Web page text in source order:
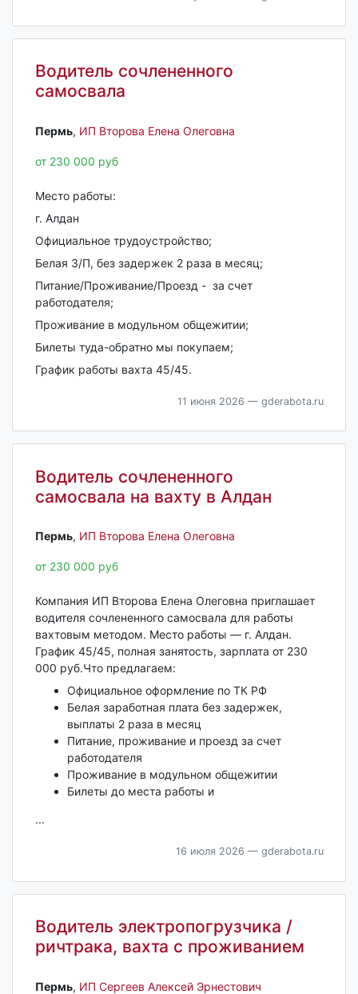
Водитель сочлененного
самосвала
Пермь‎, ИП Второва Елена Олеговна
от 230 000 руб
Место работы:
г. Алдан
Официальное трудоустройство;
Белая З/П, без задержек 2 раза в месяц;
Питание/Проживание/Проезд - за счет
работодателя;
Проживание в модульном общежитии;
Билеты туда-обратно мы покупаем;
График работы вахта 45/45.
11 июня 2026 — gderabota.ru
Водитель сочлененного
самосвала на вахту в Алдан
Пермь‎, ИП Второва Елена Олеговна
от 230 000 руб
Компания ИП Второва Елена Олеговна приглашает
водителя сочлененного самосвала для работы
вахтовым методом. Место работы — г. Алдан.
График 45/45, полная занятость, зарплата от 230
000 руб.Что предлагаем:
Официальное оформление по ТК РФ
Белая заработная плата без задержек,
выплаты 2 раза в месяц
Питание, проживание и проезд за счет
работодателя
Проживание в модульном общежитии
Билеты до места работы и
...
16 июля 2026 — gderabota.ru
Водитель электропогрузчика /
ричтрака, вахта с проживанием
Пермь‎, ИП Сергеев Алексей Эрнестович